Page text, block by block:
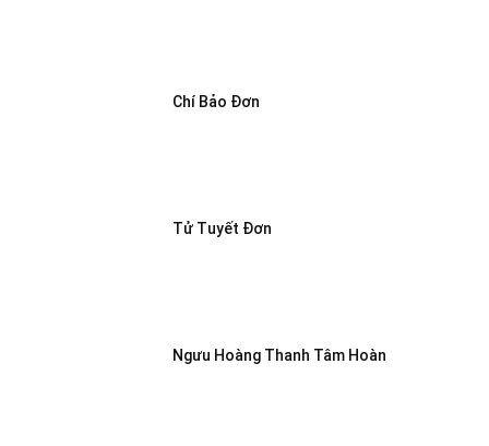
Chí Bảo Đơn
Tử Tuyết Đơn
Ngưu Hoàng Thanh Tâm Hoàn